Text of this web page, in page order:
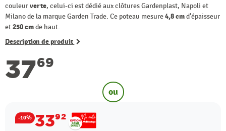
couleurverte, celui-ci est dédié aux clôtures Gardenplast, Napoli et
Milano de la marque Garden Trade. Ce poteau mesure4,8 cmd'épaisseur
et250 cmde haut.
Description de produit
3769
ou
-10% 3392